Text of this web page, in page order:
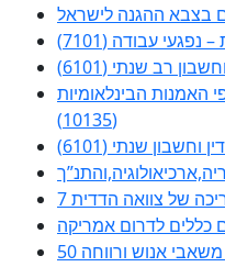
בצבא ההגנה לישראל
עבודה (7101)
רב שנתי (6101)
האמנות הבינלאומיות
(10135)
וחשבון שנתי (6101)
של צוואה הדדית
כללים לדרום אמריקה
50 טיפים ויותר לניהול חווית עובד, משאבי אנוש ורווחה